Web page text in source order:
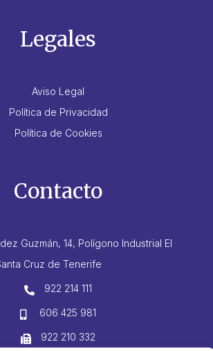
Legales
Aviso Legal
Política de Privacidad
Política de Cookies
Contacto
Guzmán, 14, Polígono Industrial El
Cruz de Tenerife
922 214 111
606 425 981
922 210 332